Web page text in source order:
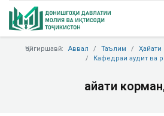
Ҷойгиршавӣ: Аввал Таълим
Кафедраи аудит ва
Ҳайати